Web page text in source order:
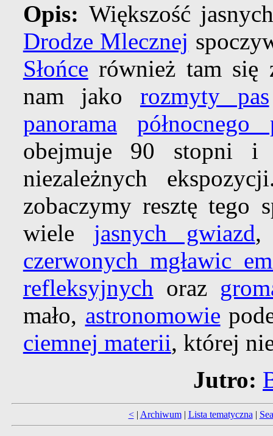
Opis: Większość
Drodze Mlecznej
Słońce również tam
nam jako rozmyty pas
panorama
północnego
obejmuje 90 stopni i
niezależnych
zobaczymy resztę tego
wiele jasnych gwiazd
czerwonych mgławic
refleksyjnych oraz
mało, astronomowie
ciemnej materii, której
Jutro:
<| Archiwum| Lista tematyczna |